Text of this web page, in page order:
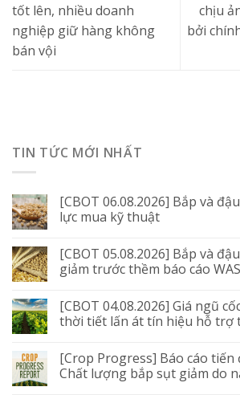
tốt lên, nhiều doanh
nghiệp giữ hàng không
bán vội
chịu
bởi
TIN TỨC MỚI NHẤT
[CBOT 06.08.2026] Bắp và
lực mua kỹ thuật
[CBOT 05.08.2026] Bắp và
giảm trước thềm báo cáo
[CBOT 04.08.2026] Giá ngũ
thời tiết lấn át tín hiệu hỗ trợ
[Crop Progress] Báo cáo tiến
Chất lượng bắp sụt giảm do